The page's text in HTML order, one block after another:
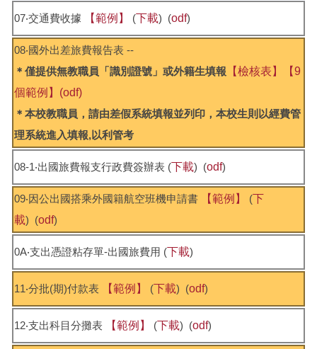
07‧交通費收據 【範例】 (下載) (odf)
08‧國外出差旅費報告表 --
＊僅提供無教職員「識別證號」或外籍生填報 【檢核表】
【9
個範例】 (odf)
＊本校教職員，請由差假系統填報並列印，本校生則以經費管
理系統進入填報,以利管考
08-1‧出國旅費報支行政費簽辦表 (下載) (odf)
09‧因公出國搭乘外國籍航空班機申請書 【範例】 (下
載) (odf)
0A‧支出憑證粘存單-出國旅費用 (下載)
11‧分批(期)付款表 【範例】 (下載) (odf)
12‧支出科目分攤表 【範例】 (下載) (odf)